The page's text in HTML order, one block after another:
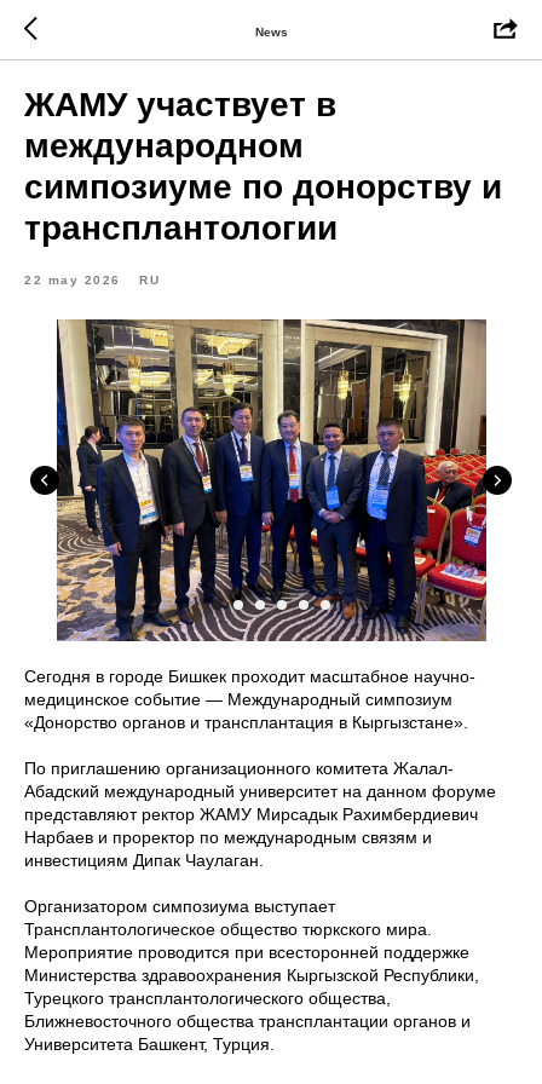
News
ЖАМУ участвует в
международном
симпозиуме по донорству и
трансплантологии
22 may 2026 RU
Сегодня в городе Бишкек проходит масштабное научно-
медицинское событие — Международный симпозиум
«Донорство органов и трансплантация в Кыргызстане».
По приглашению организационного комитета Жалал-
Абадский международный университет на данном форуме
представляют ректор ЖАМУ Мирсадык Рахимбердиевич
Нарбаев и проректор по международным связям и
инвестициям Дипак Чаулаган.
Организатором симпозиума выступает
Трансплантологическое общество тюркского мира.
Мероприятие проводится при всесторонней поддержке
Министерства здравоохранения Кыргызской Республики,
Турецкого трансплантологического общества,
Ближневосточного общества трансплантации органов и
Университета Башкент, Турция.